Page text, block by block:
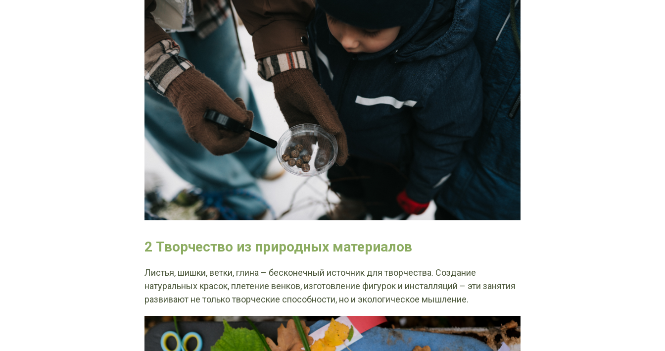
2 Творчество из природных материалов
Листья, шишки, ветки, глина – бесконечный источник для творчества. Создание
натуральных красок, плетение венков, изготовление фигурок и инсталляций – эти занятия
развивают не только творческие способности, но и экологическое мышление.